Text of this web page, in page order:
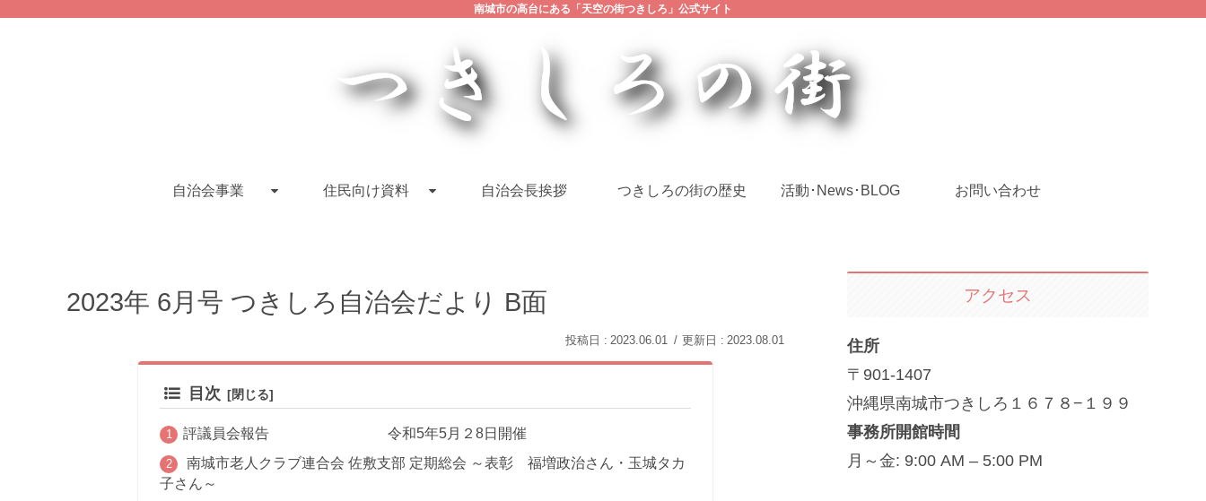
南城市の高台にある「天空の街つきしろ」公式サイト
自治会事業 住民向け資料 自治会長挨拶 つきしろの街の歴史 活動･News･BLOG お問い合わせ
2023年 6月号 つきしろ自治会だより B面
2023.06.01 2023.08.01
目次
評議員会報告 令和5年5月２8日開催
南城市老人クラブ連合会 佐敷支部 定期総会 ～表彰 福増政治さん・玉城タカ
子さん～
アクセス
住所
〒901-1407
沖縄県南城市つきしろ１６７８−１９９
事務所開館時間
月～金: 9:00 AM – 5:00 PM